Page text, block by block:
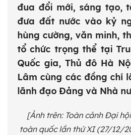
đua đổi mới, sáng tạo,
đưa đất nước vào kỷ
hùng cường, văn minh,
tổ chức trọng thể tại
Quốc gia, Thủ đô Hà
Lâm cùng các đồng chí
lãnh đạo Đảng và Nhà
[Ảnh trên: Toàn cảnh Đại
toàn quốc lần thứ XI (27/12/